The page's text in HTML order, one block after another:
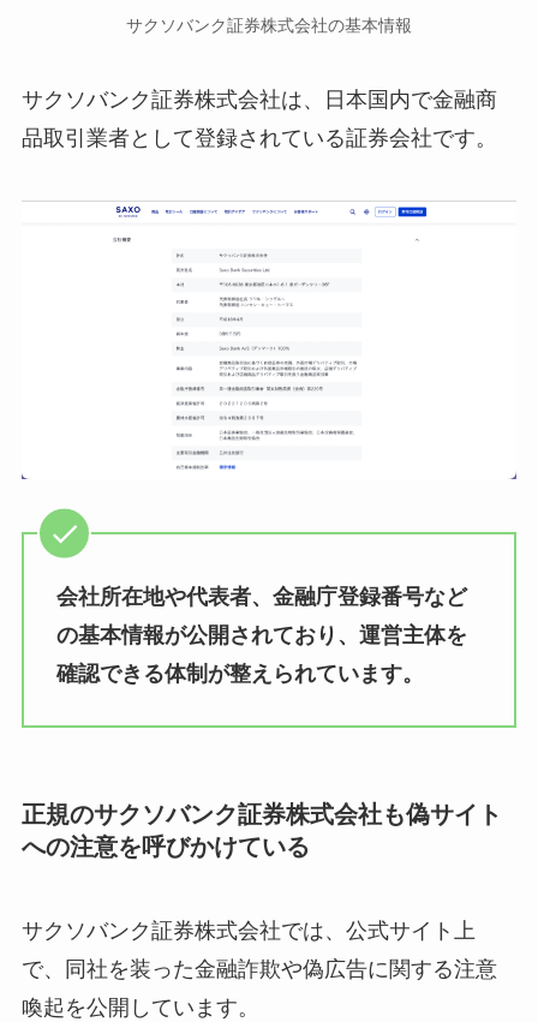
サクソバンク証券株式会社の基本情報
サクソバンク証券株式会社は、日本国内で金融商
品取引業者として登録されている証券会社です。
会社所在地や代表者、金融庁登録番号など
の基本情報が公開されており、運営主体を
確認できる体制が整えられています。
正規のサクソバンク証券株式会社も偽サイト
への注意を呼びかけている
サクソバンク証券株式会社では、公式サイト上
で、同社を装った金融詐欺や偽広告に関する注意
喚起を公開しています。